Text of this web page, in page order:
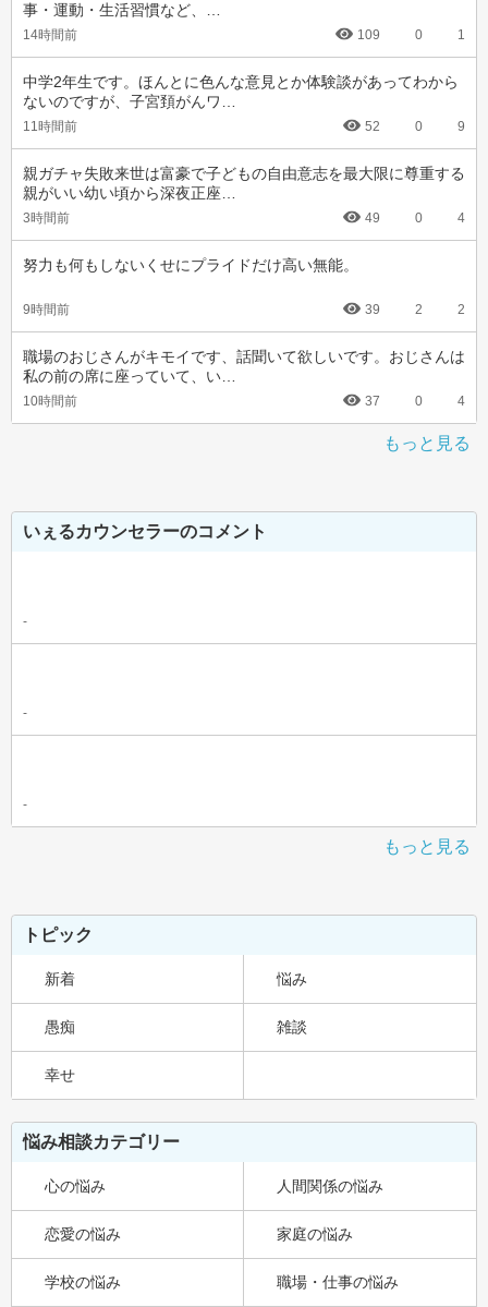
事・運動・生活習慣など、…
14時間前 109 0 1
中学2年生です。ほんとに色んな意見とか体験談があってわから
ないのですが、子宮頚がんワ…
11時間前 52 0 9
親ガチャ失敗来世は富豪で子どもの自由意志を最大限に尊重する
親がいい幼い頃から深夜正座…
3時間前 49 0 4
努力も何もしないくせにプライドだけ高い無能。
9時間前 39 2 2
職場のおじさんがキモイです、話聞いて欲しいです。おじさんは
私の前の席に座っていて、い…
10時間前 37 0 4
もっと見る
いぇるカウンセラーのコメント
-
-
-
もっと見る
トピック
新着 悩み
愚痴 雑談
幸せ
悩み相談カテゴリー
心の悩み 人間関係の悩み
恋愛の悩み 家庭の悩み
学校の悩み 職場・仕事の悩み